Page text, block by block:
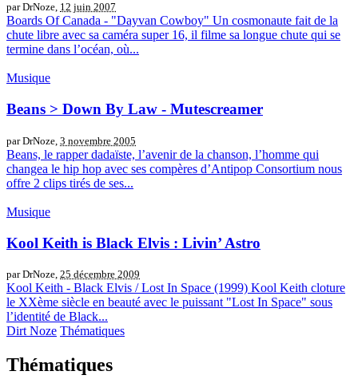
par DrNoze, 12 juin 2007
Boards Of Canada - "Dayvan Cowboy" Un cosmonaute fait de la
chute libre avec sa caméra super 16, il filme sa longue chute qui se
termine dans l’océan, où...
Musique
Beans > Down By Law - Mutescreamer
par DrNoze, 3 novembre 2005
Beans, le rapper dadaïste, l’avenir de la chanson, l’homme qui
changea le hip hop avec ses compères d’Antipop Consortium nous
offre 2 clips tirés de ses...
Musique
Kool Keith is Black Elvis : Livin’ Astro
par DrNoze, 25 décembre 2009
Kool Keith - Black Elvis / Lost In Space (1999) Kool Keith cloture
le XXème siècle en beauté avec le puissant "Lost In Space" sous
l’identité de Black...
Dirt Noze Thématiques
Thématiques